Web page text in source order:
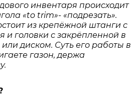
инвентаря происходит
«to trim»- «подрезать».
из крепёжной штанги с
и головки с закрёпленной в
диском. Суть его работы в
газон, дер­жа